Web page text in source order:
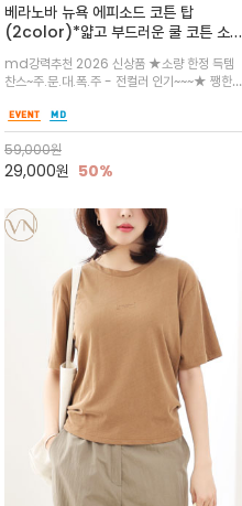
베라노바 뉴욕 에피소드 코튼 탑
(2color)*얇고 부드러운 쿨 코튼 소재
/ 릴렉스드 핏 (Relaxed Fit) 편안하
고 자연스러운 멋이 있는 핏으로 여름내
내 편하고 감각적으로 입으세요
md강력추천 2026 신상품 ★소량 한정 득템
찬스~주.문.대.폭.주 - 전컬러 인기~~~★ 쨍한듯
내추럴한 컬러감이 매력적인 티셔츠/여유로운
실루엣과 부드러운 터치감으로 편안하게 착용
59,000원
29,000원 50%